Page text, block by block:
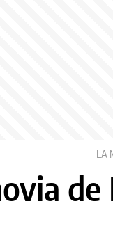
LA
de